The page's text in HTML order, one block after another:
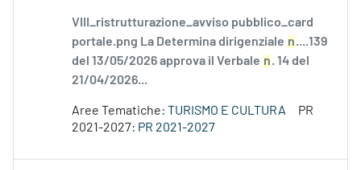
VIII_ristrutturazione_avviso pubblico_card
portale.png La Determina dirigenziale n....139
del 13/05/2026 approva il Verbale n. 14 del
21/04/2026...
Aree Tematiche: TURISMO E CULTURA
PR
2021-2027: PR 2021-2027